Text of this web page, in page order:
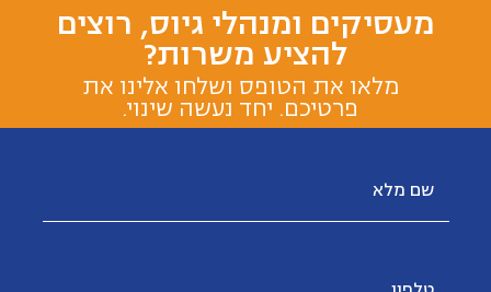
מלאו את הטופס ושלחו אלינו את
פרטיכם. יחד נעשה שינוי.
מעסיקים ומנהלי גיוס, רוצים
להציע משרות?